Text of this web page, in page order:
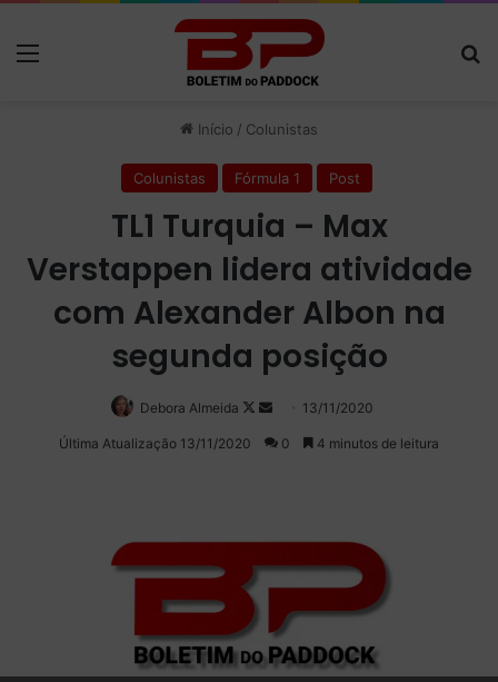
Início / Colunistas
Colunistas Fórmula 1 Post
TL1 Turquia – Max
Verstappen lidera atividade
com Alexander Albon na
segunda posição
Debora Almeida
Follow
on
Mande
um
13/11/2020
Última Atualização 13/11/2020 0 4 minutos de leitura